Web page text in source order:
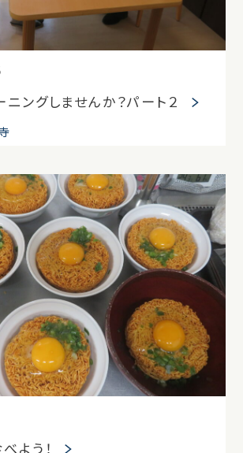
ングしませんか？パート２
よう！